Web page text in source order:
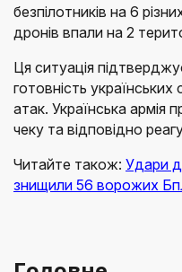
безпілотників на 6
дронів впали на 2
Ця ситуація
готовність
атак. Українська
чеку та відповідно
Читайте також: Удари
знищили 56 ворожих